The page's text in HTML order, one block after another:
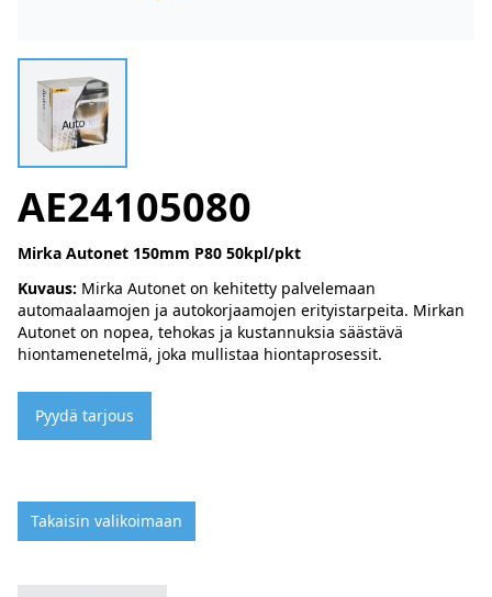
AE24105080
Mirka Autonet 150mm P80 50kpl/pkt
Kuvaus: Mirka Autonet on kehitetty palvelemaan
automaalaamojen ja autokorjaamojen erityistarpeita. Mirkan
Autonet on nopea, tehokas ja kustannuksia säästävä
hiontamenetelmä, joka mullistaa hiontaprosessit.
Pyydä tarjous
Takaisin valikoimaan